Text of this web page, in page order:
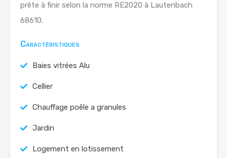
prête à finir selon la norme RE2020 à Lautenbach
68610.
Caractéristiques
Baies vitrées Alu
Cellier
Chauffage poêle a granules
Jardin
Logement en lotissement